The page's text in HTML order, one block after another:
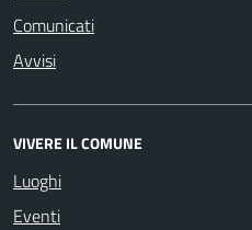
Comunicati
Avvisi
VIVERE IL COMUNE
Luoghi
Eventi